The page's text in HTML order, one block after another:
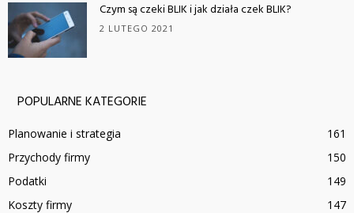
Czym są czeki BLIK i jak działa czek BLIK?
2 LUTEGO 2021
POPULARNE KATEGORIE
Planowanie i strategia
161
Przychody firmy
150
Podatki
149
Koszty firmy
147